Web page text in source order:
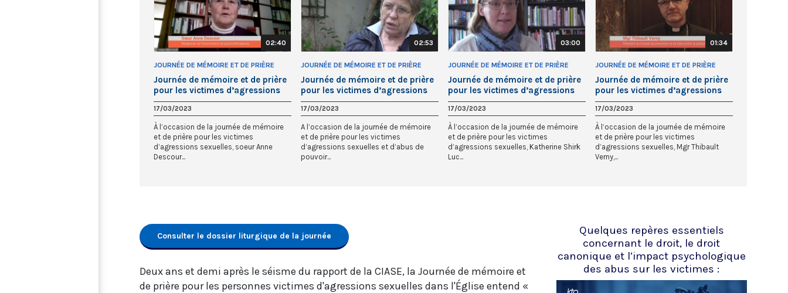
02:40
JOURNÉE DE MÉMOIRE ET DE PRIÈRE
POUR LES VICTIMES D'AGRESSIONS
SEXUELLES
Journée de mémoire et de prière
pour les victimes d’agressions
sexuelles, soeur Anne Descour
17/03/2023
À l’occasion de la journée de mémoire
et de prière pour les victimes
d’agressions sexuelles, soeur Anne
Descour...
02:53
JOURNÉE DE MÉMOIRE ET DE PRIÈRE
POUR LES VICTIMES D'AGRESSIONS
SEXUELLES
Journée de mémoire et de prière
pour les victimes d’agressions
sexuelles, Brigitte Navail
17/03/2023
A l’occasion de la journée de mémoire
et de prière pour les victimes
d’agressions sexuelles et d’abus de
pouvoir...
03:00
JOURNÉE DE MÉMOIRE ET DE PRIÈRE
POUR LES VICTIMES D'AGRESSIONS
SEXUELLES
Journée de mémoire et de prière
pour les victimes d’agressions
sexuelles, Katherine Shirk Lucas
17/03/2023
À l’occasion de la journée de mémoire
et de prière pour les victimes
d’agressions sexuelles, Katherine Shirk
Luc...
01:34
JOURNÉE DE MÉMOIRE ET DE PRIÈRE
POUR LES VICTIMES D'AGRESSIONS
SEXUELLES
Journée de mémoire et de prière
pour les victimes d’agressions
sexuelles, Mgr Thibault Verny
17/03/2023
À l’occasion de la journée de mémoire
et de prière pour les victimes
d’agressions sexuelles, Mgr Thibault
Verny,...
Consulter le dossier liturgique de la journée
Deux ans et demi après le séisme du rapport de la CIASE, la Journée de mémoire et
de prière pour les personnes victimes d'agressions sexuelles dans l'Église entend «
Quelques repères essentiels
concernant le droit, le droit
canonique et l’impact psychologique
des abus sur les victimes :